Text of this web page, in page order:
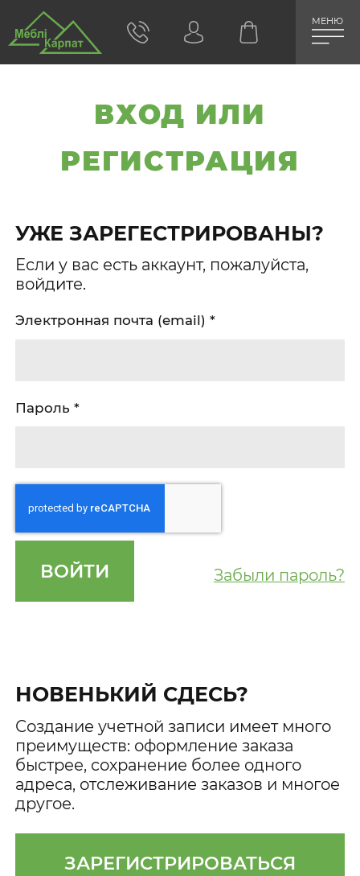
МЕНЮ
ВХОД ИЛИ
РЕГИСТРАЦИЯ
УЖЕ ЗАРЕГЕСТРИРОВАНЫ?
Если у вас есть аккаунт, пожалуйста,
войдите.
Электронная почта (email)
Пароль
ВОЙТИ Забыли пароль?
НОВЕНЬКИЙ СДЕСЬ?
Создание учетной записи имеет много
преимуществ: оформление заказа
быстрее, сохранение более одного
адреса, отслеживание заказов и многое
другое.
ЗАРЕГИСТРИРОВАТЬСЯ